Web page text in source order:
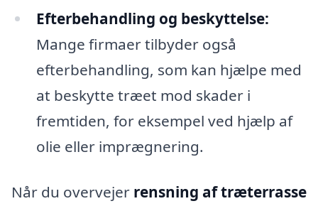
Efterbehandling og beskyttelse:
Mange firmaer tilbyder også
efterbehandling, som kan hjælpe med
at beskytte træet mod skader i
fremtiden, for eksempel ved hjælp af
olie eller imprægnering.
Når du overvejer rensning af træterrasse